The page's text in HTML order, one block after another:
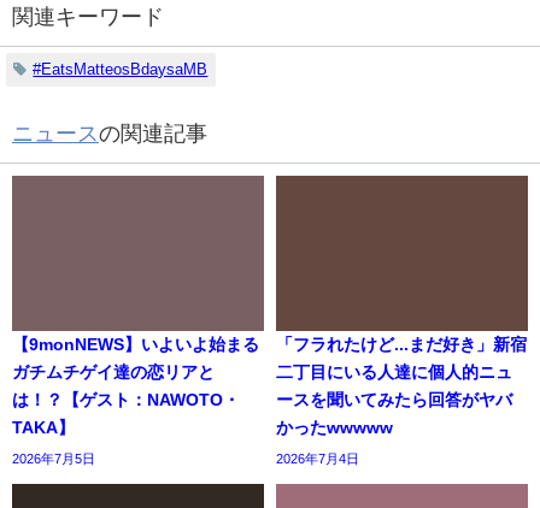
関連キーワード
#EatsMatteosBdaysaMB
ニュースの関連記事
【9monNEWS】いよいよ始まる
ガチムチゲイ達の恋リアと
は！？【ゲスト：NAWOTO・
TAKA】
2026年7月5日
「フラれたけど...まだ好き」新宿
二丁目にいる人達に個人的ニュ
ースを聞いてみたら回答がヤバ
かったwwwww
2026年7月4日